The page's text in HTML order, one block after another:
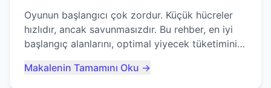
Oyunun başlangıcı çok zordur. Küçük hücreler
hızlıdır, ancak savunmasızdır. Bu rehber, en iyi
başlangıç alanlarını, optimal yiyecek tüketimini
kaçınacağınızı anlatıyor...
Makalenin Tamamını Oku →